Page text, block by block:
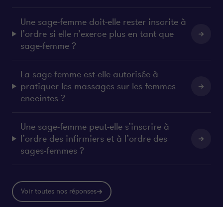
Voir toutes nos réponses
Une sage-femme doit-elle rester inscrite à
l’ordre si elle n’exerce plus en tant que
sage-femme ?
La sage-femme est-elle autorisée à
pratiquer les massages sur les femmes
enceintes ?
Une sage-femme peut-elle s’inscrire à
l’ordre des infirmiers et à l’ordre des
sages-femmes ?